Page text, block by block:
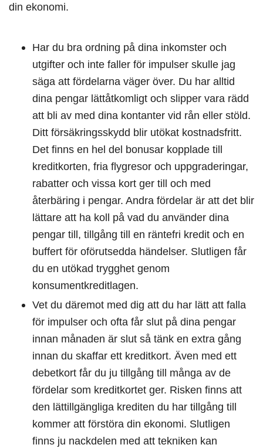
din ekonomi.
Har du bra ordning på dina inkomster och
utgifter och inte faller för impulser skulle jag
säga att fördelarna väger över. Du har alltid
dina pengar lättåtkomligt och slipper vara rädd
att bli av med dina kontanter vid rån eller stöld.
Ditt försäkringsskydd blir utökat kostnadsfritt.
Det finns en hel del bonusar kopplade till
kreditkorten, fria flygresor och uppgraderingar,
rabatter och vissa kort ger till och med
återbäring i pengar. Andra fördelar är att det blir
lättare att ha koll på vad du använder dina
pengar till, tillgång till en räntefri kredit och en
buffert för oförutsedda händelser. Slutligen får
du en utökad trygghet genom
konsumentkreditlagen.
Vet du däremot med dig att du har lätt att falla
för impulser och ofta får slut på dina pengar
innan månaden är slut så tänk en extra gång
innan du skaffar ett kreditkort. Även med ett
debetkort får du ju tillgång till många av de
fördelar som kreditkortet ger. Risken finns att
den lättillgängliga krediten du har tillgång till
kommer att förstöra din ekonomi. Slutligen
finns ju nackdelen med att tekniken kan